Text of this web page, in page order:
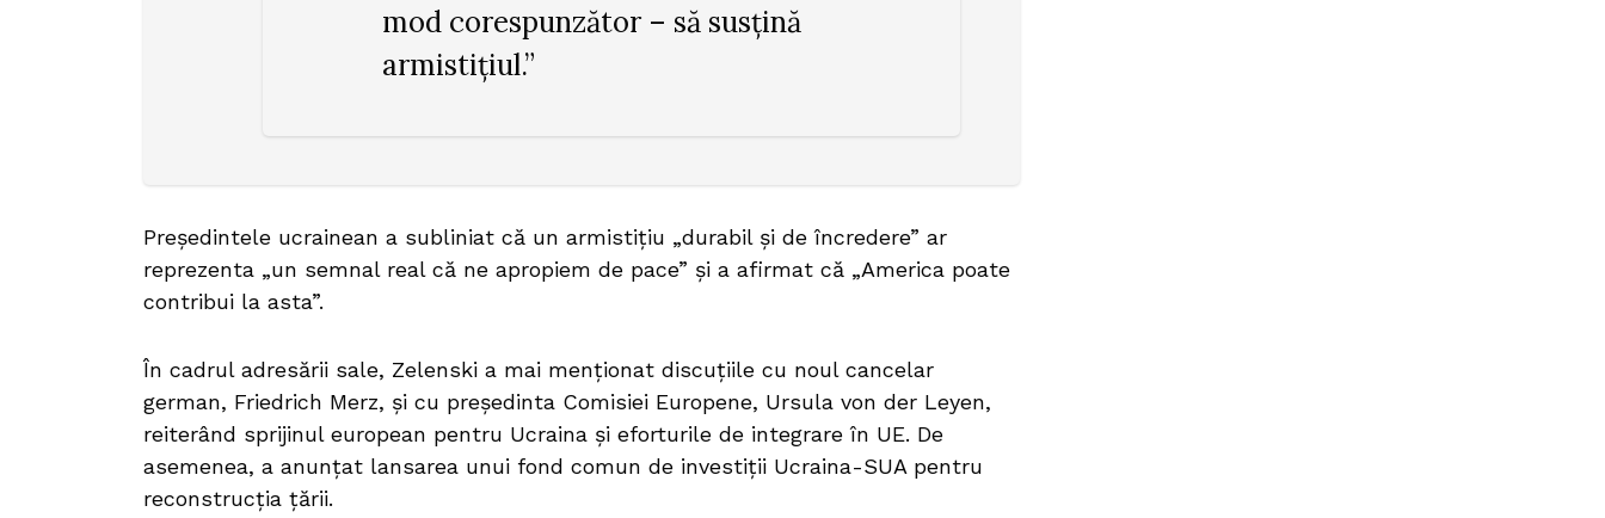
mod corespunzător – să susțină
armistițiul.”
Președintele ucrainean a subliniat că un armistițiu „durabil și de încredere” ar
reprezenta „un semnal real că ne apropiem de pace” și a afirmat că „America poate
contribui la asta”.
În cadrul adresării sale, Zelenski a mai menționat discuțiile cu noul cancelar
german, Friedrich Merz, și cu președinta Comisiei Europene, Ursula von der Leyen,
reiterând sprijinul european pentru Ucraina și eforturile de integrare în UE. De
asemenea, a anunțat lansarea unui fond comun de investiții Ucraina-SUA pentru
reconstrucția țării.